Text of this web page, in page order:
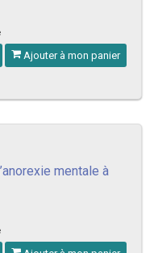
Ajouter à mon panier
mentale à